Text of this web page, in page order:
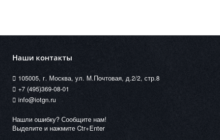
Наши контакты
105005, г. Москва, ул. М.Почтовая, д.2/2, стр.8
+7 (495)369-08-01
info@iotgn.ru
Нашли ошибку? Сообщите нам!
Выделите и нажмите Ctr+Enter